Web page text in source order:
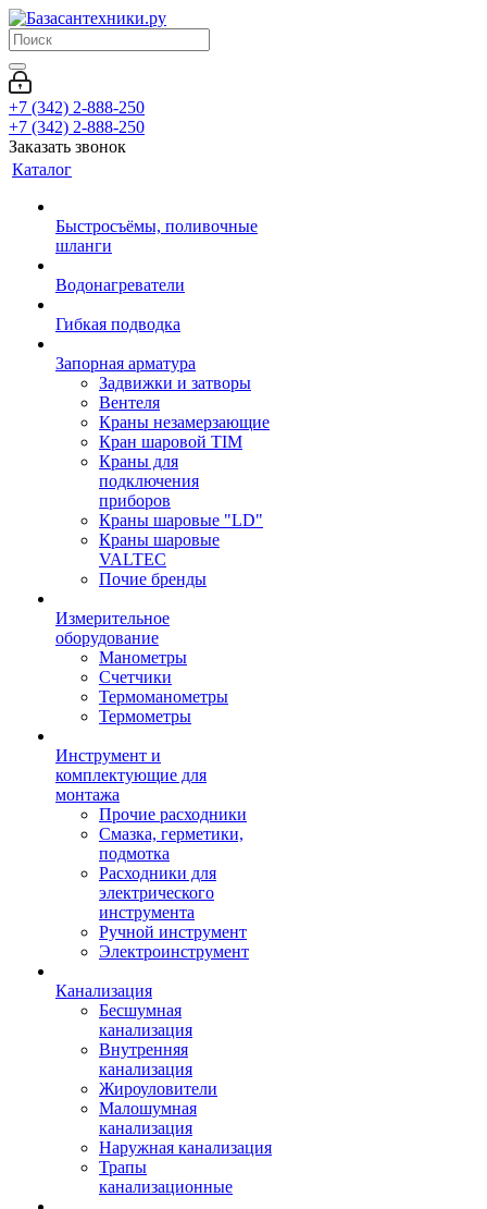
+7 (342) 2-888-250
+7 (342) 2-888-250
Заказать звонок
Каталог
Быстросъёмы, поливочные
шланги
Водонагреватели
Гибкая подводка
Запорная арматура
Задвижки и затворы
Вентеля
Краны незамерзающие
Кран шаровой TIM
Краны для
подключения
приборов
Краны шаровые "LD"
Краны шаровые
VALTEC
Почие бренды
Измерительное
оборудование
Манометры
Счетчики
Термоманометры
Термометры
Инструмент и
комплектующие для
монтажа
Прочие расходники
Смазка, герметики,
подмотка
Расходники для
электрического
инструмента
Ручной инструмент
Электроинструмент
Канализация
Бесшумная
канализация
Внутренняя
канализация
Жироуловители
Малошумная
канализация
Наружная канализация
Трапы
канализационные